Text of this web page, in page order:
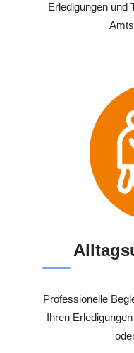
Erledigungen und
Professionelle
Ihren